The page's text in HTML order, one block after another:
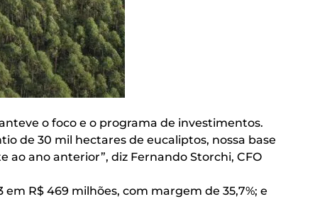
o foco e o programa de investimentos.
de 30 mil hectares de eucaliptos, nossa base
ano anterior”, diz Fernando Storchi, CFO
R$ 469 milhões, com margem de 35,7%; e